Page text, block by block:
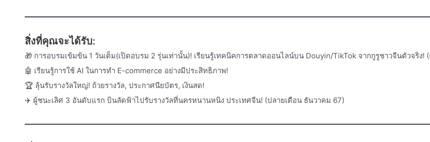
สิ่งที่คุณจะได้รับ:
🎁 การอบรมเข้มข้น 1 วันเต็ม(เปิดอบรม 2 รุ่นเท่านั้น)! เรียนรู้เทคนิคการตลาดออนไลน์บน Douyin/TikTok จากกูรูชาวจีนตัวจริง!
🤖 เรียนรู้การใช้ AI ในการทำ E-commerce อย่างมีประสิทธิภาพ!
🏆 ลุ้นรับรางวัลใหญ่! ถ้วยรางวัล, ประกาศนียบัตร, เงินสด!
✈️ ผู้ชนะเลิศ 3 อันดับแรก บินลัดฟ้าไปรับรางวัลที่นครหนานหนิง ประเทศจีน! (ปลายเดือน ธันวาคม 67)